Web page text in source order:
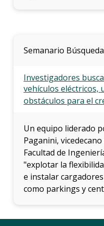
Semanario Búsqueda
Investigadores
vehículos eléctricos,
obstáculos para el
Un equipo liderado
Paganini,
Facultad de
"explotar la
e instalar
como parkings y